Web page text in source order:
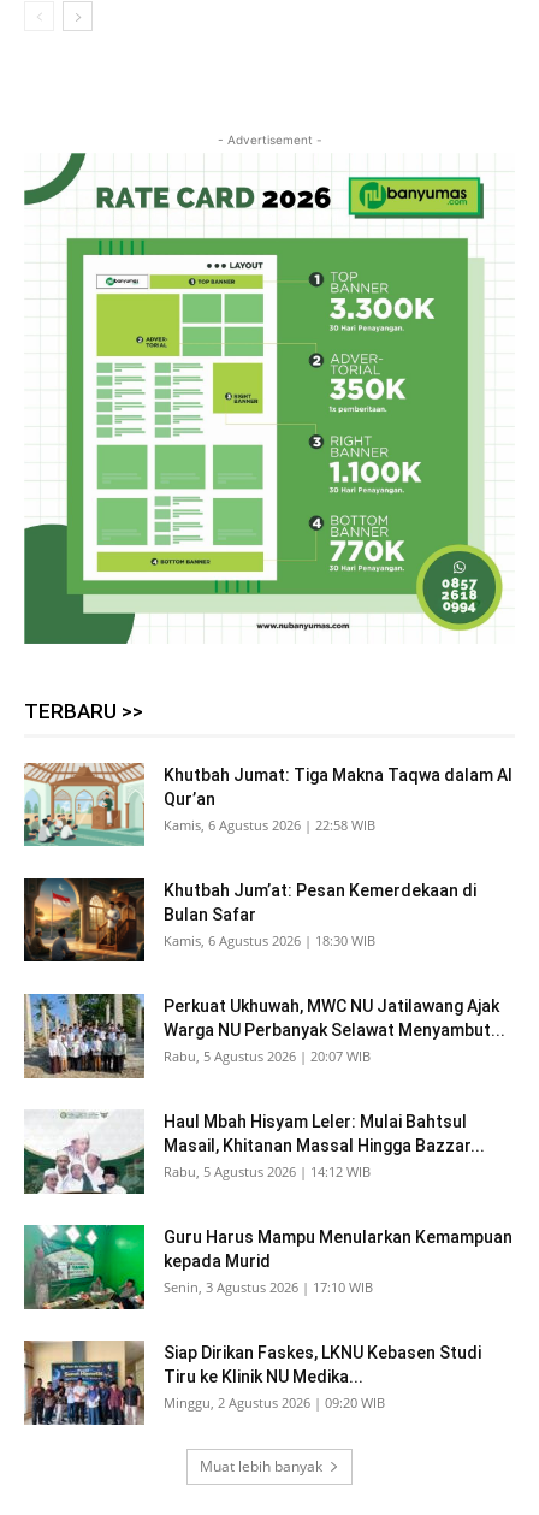
- Advertisement -
TERBARU >>
Khutbah Jumat: Tiga Makna Taqwa dalam Al
Qur’an
Kamis, 6 Agustus 2026 | 22:58 WIB
Khutbah Jum’at: Pesan Kemerdekaan di
Bulan Safar
Kamis, 6 Agustus 2026 | 18:30 WIB
Perkuat Ukhuwah, MWC NU Jatilawang Ajak
Warga NU Perbanyak Selawat Menyambut...
Rabu, 5 Agustus 2026 | 20:07 WIB
Haul Mbah Hisyam Leler: Mulai Bahtsul
Masail, Khitanan Massal Hingga Bazzar...
Rabu, 5 Agustus 2026 | 14:12 WIB
Guru Harus Mampu Menularkan Kemampuan
kepada Murid
Senin, 3 Agustus 2026 | 17:10 WIB
Siap Dirikan Faskes, LKNU Kebasen Studi
Tiru ke Klinik NU Medika...
Minggu, 2 Agustus 2026 | 09:20 WIB
Muat lebih banyak